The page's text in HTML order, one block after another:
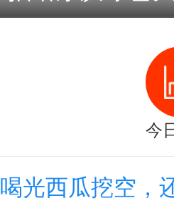
今
光西瓜挖空，